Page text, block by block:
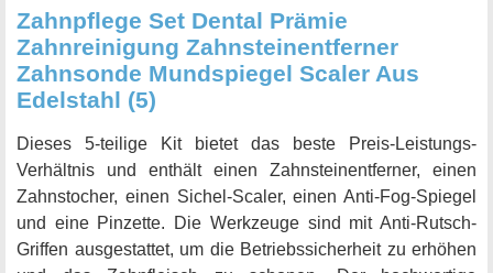
Zahnpflege Set Dental Prämie
Zahnreinigung Zahnsteinentferner
Zahnsonde Mundspiegel Scaler Aus
Edelstahl (5)
Dieses 5-teilige Kit bietet das beste Preis-Leistungs-
Verhältnis und enthält einen Zahnsteinentferner, einen
Zahnstocher, einen Sichel-Scaler, einen Anti-Fog-Spiegel
und eine Pinzette. Die Werkzeuge sind mit Anti-Rutsch-
Griffen ausgestattet, um die Betriebssicherheit zu erhöhen